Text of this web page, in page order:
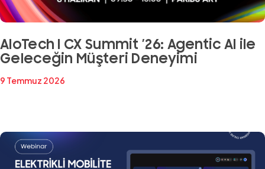
AloTech I CX Summit ’26: Agentic AI ile
Geleceğin Müşteri Deneyimi
9 Temmuz 2026